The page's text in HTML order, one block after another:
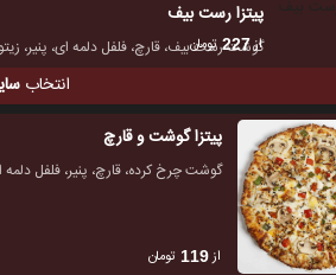
پیتزا رست بیف
گوشت رست بیف، قارچ، فلفل دلمه ای، پنیر،
از227 تومان
انتخاب
پیتزا گوشت و قارچ
گوشت چرخ کرده، قارچ، پنیر، فلفل دلمه
از119 تومان